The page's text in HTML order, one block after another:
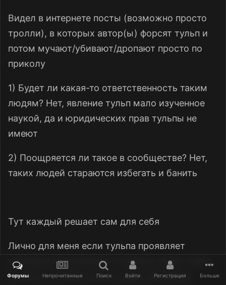
Видел в интернете посты (возможно просто
тролли), в которых автор(ы) форсят тульп и
потом мучают/убивают/дропают просто по
приколу
1) Будет ли какая-то ответственность таким
людям? Нет, явление тульп мало изученное
наукой, да и юридических прав тульпы не
имеют
2) Поощряется ли такое в сообществе? Нет,
таких людей стараются избегать и банить
Тут каждый решает сам для себя
Лично для меня если тульпа проявляет
признаки автономного сознания, имеет свою
личность и всем своим существованием
Форумы Непрочитанные Поиск Войти Регистрация Больше